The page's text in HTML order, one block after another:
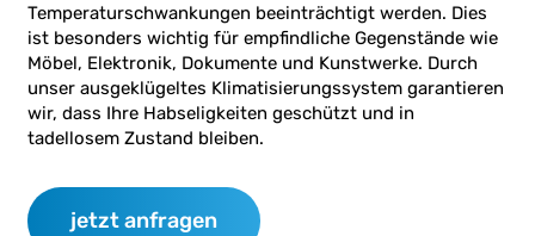
Temperaturschwankungen beeinträchtigt werden. Dies
ist besonders wichtig für empfindliche Gegenstände wie
Möbel, Elektronik, Dokumente und Kunstwerke. Durch
unser ausgeklügeltes Klimatisierungssystem garantieren
wir, dass Ihre Habseligkeiten geschützt und in
tadellosem Zustand bleiben.
jetzt anfragen